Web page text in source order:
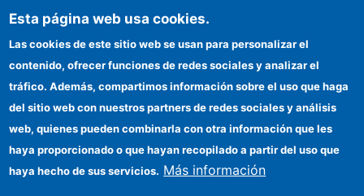
Institute of Philosophy
ILC
CSIC Electronic Office
Information for providers
Esta página web usa cookies.
Las cookies de este sitio web se usan para personalizar el
contenido, ofrecer funciones de redes sociales y analizar el
tráfico. Además, compartimos información sobre el uso que haga
del sitio web con nuestros partners de redes sociales y análisis
web, quienes pueden combinarla con otra información que les
haya proporcionado o que hayan recopilado a partir del uso que
haya hecho de sus servicios. Más información